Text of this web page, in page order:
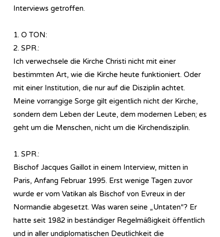
Interviews getroffen.
1. O TON:
2. SPR.:
Ich verwechsele die Kirche Christi nicht mit einer
bestimmten Art, wie die Kirche heute funktioniert. Oder
mit einer Institution, die nur auf die Disziplin achtet.
Meine vorrangige Sorge gilt eigentlich nicht der Kirche,
sondern dem Leben der Leute, dem modernen Leben; es
geht um die Menschen, nicht um die Kirchendisziplin.
1. SPR.:
Bischof Jacques Gaillot in einem Interview, mitten in
Paris, Anfang Februar 1995. Erst wenige Tagen zuvor
wurde er vom Vatikan als Bischof von Evreux in der
Normandie abgesetzt. Was waren seine „Untaten“? Er
hatte seit 1982 in beständiger Regelmäßigkeit öffentlich
und in aller undiplomatischen Deutlichkeit die